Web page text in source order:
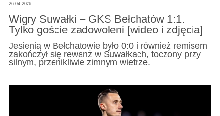
26.04.2026
Wigry Suwałki – GKS Bełchatów 1:1.
Tylko goście zadowoleni [wideo i zdjęcia]
Jesienią w Bełchatowie było 0:0 i również remisem
zakończył się rewanż w Suwałkach, toczony przy
silnym, przenikliwie zimnym wietrze.